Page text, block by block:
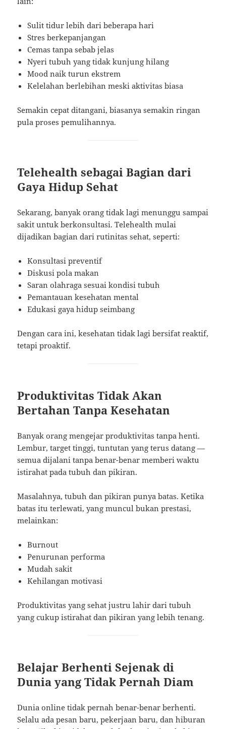
Sulit tidur lebih dari beberapa hari
Stres berkepanjangan
Cemas tanpa sebab jelas
Nyeri tubuh yang tidak kunjung hilang
Mood naik turun ekstrem
Kelelahan berlebihan meski aktivitas biasa
Semakin cepat ditangani, biasanya semakin ringan
pula proses pemulihannya.
Telehealth sebagai Bagian dari
Gaya Hidup Sehat
Sekarang, banyak orang tidak lagi menunggu sampai
sakit untuk berkonsultasi. Telehealth mulai
dijadikan bagian dari rutinitas sehat, seperti:
Konsultasi preventif
Diskusi pola makan
Saran olahraga sesuai kondisi tubuh
Pemantauan kesehatan mental
Edukasi gaya hidup seimbang
Dengan cara ini, kesehatan tidak lagi bersifat reaktif,
tetapi proaktif.
Produktivitas Tidak Akan
Bertahan Tanpa Kesehatan
Banyak orang mengejar produktivitas tanpa henti.
Lembur, target tinggi, tuntutan yang terus datang —
semua dijalani tanpa benar-benar memberi waktu
istirahat pada tubuh dan pikiran.
Masalahnya, tubuh dan pikiran punya batas. Ketika
batas itu terlewati, yang muncul bukan prestasi,
melainkan:
Burnout
Penurunan performa
Mudah sakit
Kehilangan motivasi
Produktivitas yang sehat justru lahir dari tubuh
yang cukup istirahat dan pikiran yang lebih tenang.
Belajar Berhenti Sejenak di
Dunia yang Tidak Pernah Diam
Dunia online tidak pernah benar-benar berhenti.
Selalu ada pesan baru, pekerjaan baru, dan hiburan